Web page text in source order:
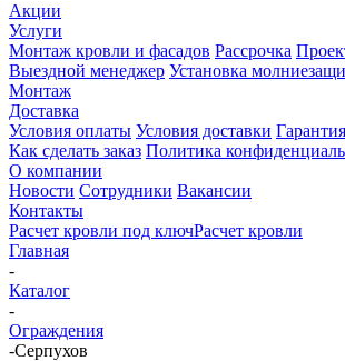
Акции
Услуги
Монтаж кровли и фасадов Рассрочка
Выездной менеджер Установка
Монтаж
Доставка
Условия оплаты Условия доставки
Как сделать заказ Политика
О компании
Новости Сотрудники Вакансии
Контакты
Расчет кровли под ключРасчет кровли
Главная
-
Каталог
-
Ограждения
-Серпухов